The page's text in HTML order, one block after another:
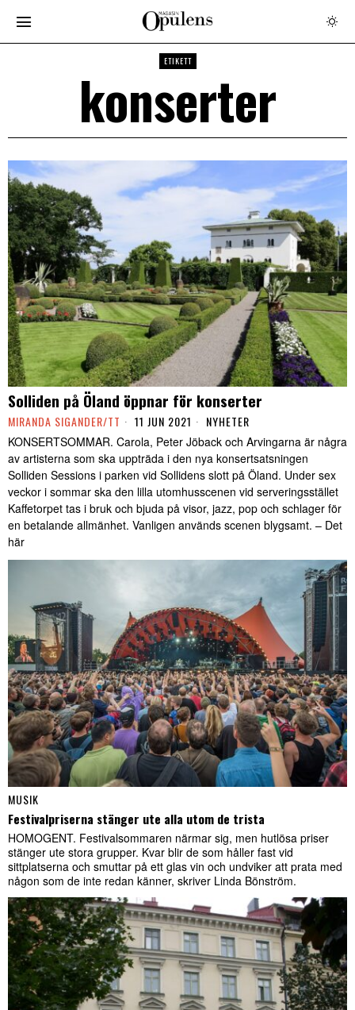
ETIKETT
konserter
Solliden på Öland öppnar för konserter
MIRANDA SIGANDER/TT 11 JUN 2021 NYHETER
KONSERTSOMMAR. Carola, Peter Jöback och Arvingarna är några
av artisterna som ska uppträda i den nya konsertsatsningen
Solliden Sessions i parken vid Sollidens slott på Öland. Under sex
veckor i sommar ska den lilla utomhusscenen vid serveringsstället
Kaffetorpet tas i bruk och bjuda på visor, jazz, pop och schlager för
en betalande allmänhet. Vanligen används scenen blygsamt. – Det
här
MUSIK
Festivalpriserna stänger ute alla utom de trista
HOMOGENT. Festivalsommaren närmar sig, men hutlösa priser
stänger ute stora grupper. Kvar blir de som håller fast vid
sittplatserna och smuttar på ett glas vin och undviker att prata med
någon som de inte redan känner, skriver Linda Bönström.